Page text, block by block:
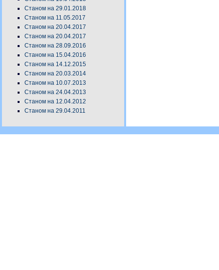
Станом на 29.01.2018
Станом на 11.05.2017
Станом на 20.04.2017
Станом на 20.04.2017
Станом на 28.09.2016
Станом на 15.04.2016
Станом на 14.12.2015
Станом на 20.03.2014
Станом на 10.07.2013
Станом на 24.04.2013
Станом на 12.04.2012
Станом на 29.04.2011